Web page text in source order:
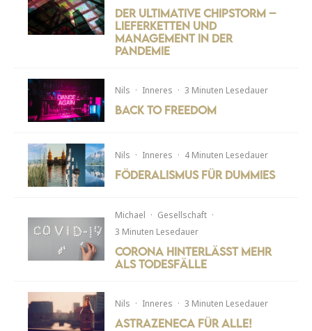
Der ultimative Chipstorm –
Lieferketten und
Management in der
Pandemie
Nils · Inneres · 3 Minuten Lesedauer
Back to Freedom
Nils · Inneres · 4 Minuten Lesedauer
Föderalismus für Dummies
Michael · Gesellschaft ·
3 Minuten Lesedauer
Corona hinterlässt mehr
als Todesfälle
Nils · Inneres · 3 Minuten Lesedauer
AstraZeneca für alle!